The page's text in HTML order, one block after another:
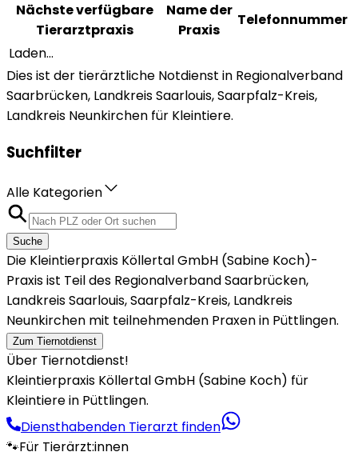
Nächste verfügbare
Tierarztpraxis
Name der
Praxis
Telefonnummer
Laden...
Dies ist der tierärztliche Notdienst in Regionalverband
Saarbrücken, Landkreis Saarlouis, Saarpfalz-Kreis,
Landkreis Neunkirchen für Kleintiere.
Suchfilter
Alle Kategorien
Suche
Die Kleintierpraxis Köllertal GmbH (Sabine Koch)-
Praxis ist Teil des Regionalverband Saarbrücken,
Landkreis Saarlouis, Saarpfalz-Kreis, Landkreis
Neunkirchen mit teilnehmenden Praxen in Püttlingen.
Zum Tiernotdienst
Über Tiernotdienst!
Kleintierpraxis Köllertal GmbH (Sabine Koch) für
Kleintiere in Püttlingen.
Diensthabenden Tierarzt finden
🐾Für Tierärzt:innen